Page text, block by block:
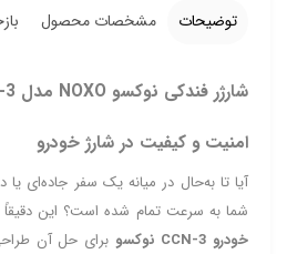
توضیحات مشخصات محصول
امنیت و کیفیت در شارژ خودرو
آیا تا به‌حال در میانه یک سفر جاده‌ای
شما به سرعت تمام شده است؟ این
خودرو CCN‑3 نوکسو
برای حل آن